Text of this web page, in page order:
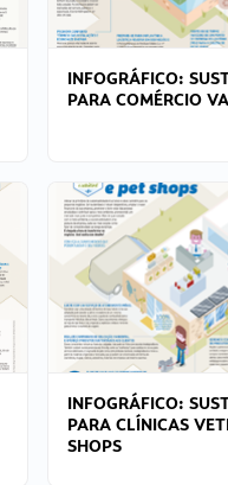
INFOGRÁFICO:
PARA COMÉRCIO
INFOGRÁFICO:
PARA CLÍNICAS
SHOPS